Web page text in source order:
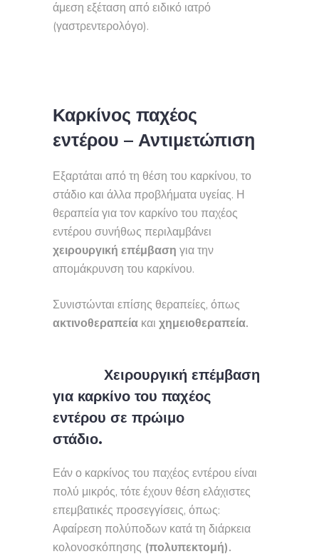
άμεση εξέταση από ειδικό ιατρό
(γαστρεντερολόγο).
Καρκίνος παχέος
εντέρου – Αντιμετώπιση
Εξαρτάται από τη θέση του καρκίνου, το
στάδιο και άλλα προβλήματα υγείας. Η
θεραπεία για τον καρκίνο του παχέος
εντέρου συνήθως περιλαμβάνει
χειρουργική επέμβαση για την
απομάκρυνση του καρκίνου.
Συνιστώνται επίσης θεραπείες, όπως
ακτινοθεραπεία και χημειοθεραπεία.
Χειρουργική επέμβαση
για καρκίνο του παχέος
εντέρου σε πρώιμο
στάδιο.
Εάν ο καρκίνος του παχέος εντέρου είναι
πολύ μικρός, τότε έχουν θέση ελάχιστες
επεμβατικές προσεγγίσεις, όπως:
Αφαίρεση πολύποδων κατά τη διάρκεια
κολονοσκόπησης (πολυπεκτομή).